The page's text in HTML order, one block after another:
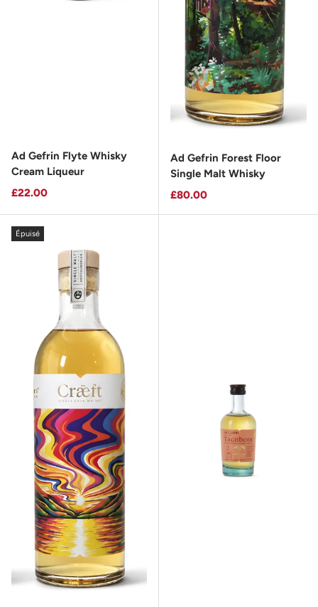
Ad Gefrin Flyte Whisky
Cream Liqueur
Prix habituel
£22.00
Ad Gefrin Forest Floor
Single Malt Whisky
Prix habituel
£80.00
Épuisé